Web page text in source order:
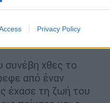
Privacy Policy
le…
συνέβη χθες το
από έναν
έχασε τη ζωή του